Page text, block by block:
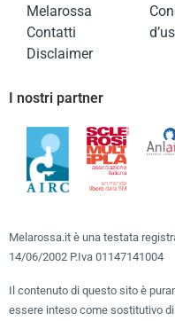
Melarossa
Contatti
Disclaimer
I nostri partner
Melarossa.it è una testata
14/06/2002 P.Iva 01147141004
Il contenuto di questo sito è
essere inteso come sostitutivo